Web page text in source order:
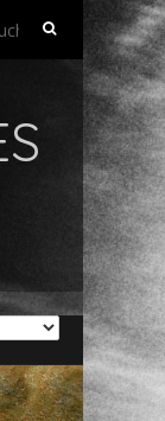
Suchen